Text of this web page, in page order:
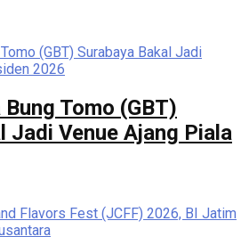
Tomo (GBT)
Jadi Venue Ajang Piala